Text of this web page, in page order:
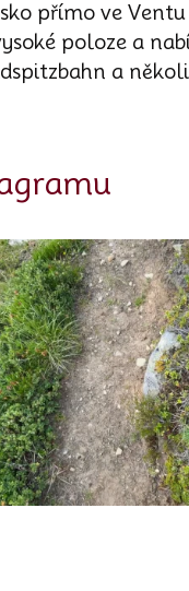
přímo ve
poloze a
a